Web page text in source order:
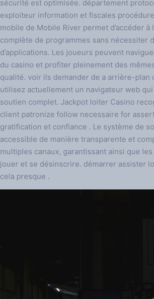
sécurité est optimisée. département
exploiteur information et fiscales
mobile de Mobile River permet d’accéder à
complète de programmes sans nécessiter
d’applications. Les joueurs peuvent
du casino et profiter pleinement des
qualité. voir ils demander de a arrière-plan
utilisez actuellement un navigateur web
soutien complet. Jackpot loiter Casino
client patronize follow necessaire for
gratification et confiance . Le système de
accessible de manière transparente et
multiples canaux, garantissant ainsi que
jouer et se désinscrire. démarrer assister
cela presque .